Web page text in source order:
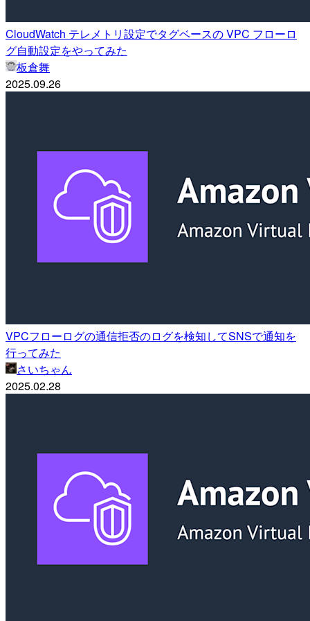
CloudWatch テレメトリ設定でタグベースの VPC フローロ
グ自動設定をやってみた
板倉舞
2025.09.26
VPCフローログの通信拒否のログを検知してSNSで通知を
行ってみた
さいちゃん
2025.02.28